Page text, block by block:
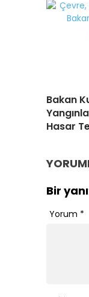
Bakan
Hasar
Bir
Yorum *